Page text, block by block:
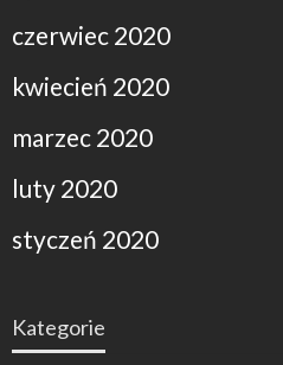
czerwiec 2020
kwiecień 2020
marzec 2020
luty 2020
styczeń 2020
Kategorie